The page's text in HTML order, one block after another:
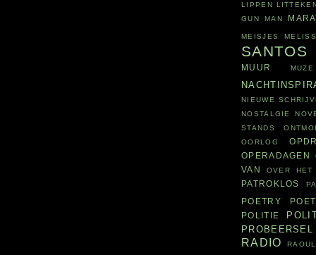
LIPPEN
GUN
MAN
MEISJES
SANTOS
MUUR MUZE
NIEUWE
NOSTALGIE
STANDS
OORLOG
OPERADAGEN
VAN
OVER HET
PATROKLOS
POETRY
POLITIE
PROBEERSEL
RADIO